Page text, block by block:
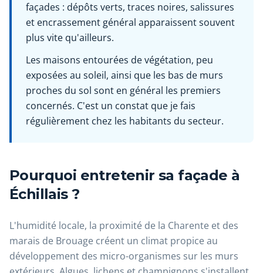
façades : dépôts verts, traces noires, salissures
et encrassement général apparaissent souvent
plus vite qu'ailleurs.
Les maisons entourées de végétation, peu
exposées au soleil, ainsi que les bas de murs
proches du sol sont en général les premiers
concernés. C'est un constat que je fais
régulièrement chez les habitants du secteur.
Pourquoi entretenir sa façade à
Échillais ?
L'humidité locale, la proximité de la Charente et des
marais de Brouage créent un climat propice au
développement des micro-organismes sur les murs